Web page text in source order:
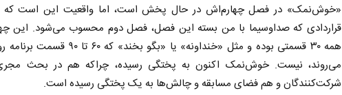
«خوش‌نمک» در فصل چهارم‌اش در حال پخش است، اما واقعیت این است که
قراردادی که صداوسیما با من بسته این فصل، فصل دوم محسوب می‌شود. این
همه ۳۰ قسمتی بوده و مثل «خنداونه» یا «بگو بخند»
می‌روند، نیست. خوش‌نمک اکنون به پختگی رسیده، چراکه هم در بحث
شرکت‌کنندگان و هم فضای مسابقه و چالش‌ها به یک پختگی رسیده‌ است.